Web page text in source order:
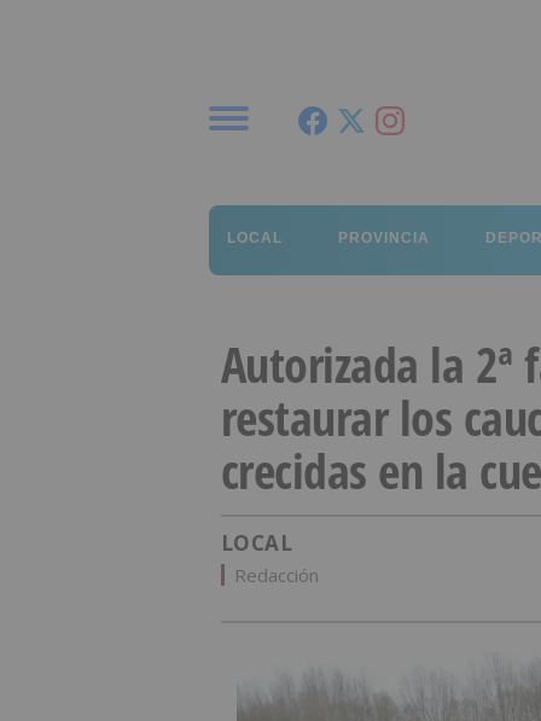
LOCAL PROVINCIA
Autorizada la 2ª
restaurar los
crecidas en la
LOCAL
Redacción